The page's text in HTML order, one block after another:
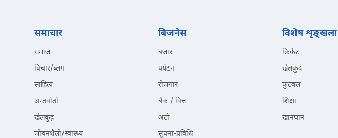
समाचार
समाज
विचार/ब्लग
साहित्य
अन्तर्वार्ता
खेलकुद़़
जीवनशैली/स्वास्थ्य
बिजनेस
बजार
पर्यटन
रोजगार
बैंक / वित्त
अटो
सूचना-प्रविधि
विशेष शृङ्खला
क्रिकेट
खेलकुद
फुटबल
शिक्षा
खानपान